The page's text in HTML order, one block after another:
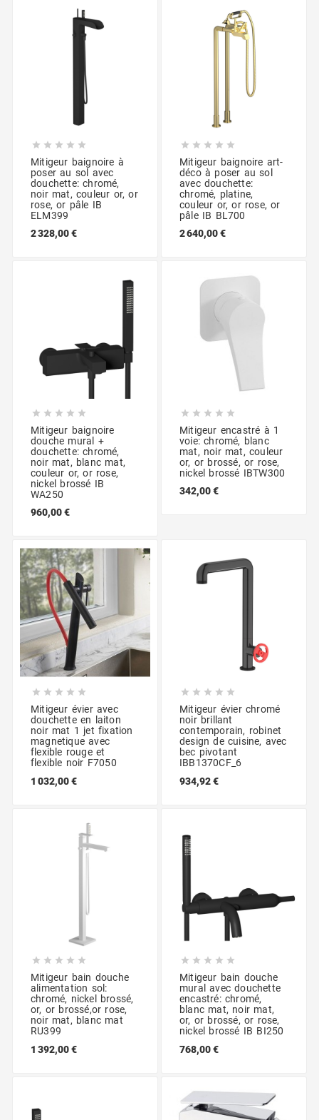
    
Mitigeur baignoire à
poser au sol avec
douchette: chromé,
noir mat, couleur or, or
rose, or pâle IB
ELM399
2 328,00 €
    
Mitigeur baignoire art-
déco à poser au sol
avec douchette:
chromé, platine,
couleur or, or rose, or
pâle IB BL700
2 640,00 €
    
Mitigeur baignoire
douche mural +
douchette: chromé,
noir mat, blanc mat,
couleur or, or rose,
nickel brossé IB
WA250
960,00 €
    
Mitigeur encastré à 1
voie: chromé, blanc
mat, noir mat, couleur
or, or brossé, or rose,
nickel brossé IBTW300
342,00 €
    
Mitigeur évier avec
douchette en laiton
noir mat 1 jet fixation
magnetique avec
flexible rouge et
flexible noir F7050
1 032,00 €
    
Mitigeur évier chromé
noir brillant
contemporain, robinet
design de cuisine, avec
bec pivotant
IBB1370CF_6
934,92 €
    
Mitigeur bain douche
alimentation sol:
chromé, nickel brossé,
or, or brossé,or rose,
noir mat, blanc mat
RU399
1 392,00 €
    
Mitigeur bain douche
mural avec douchette
encastré: chromé,
blanc mat, noir mat,
or, or brossé, or rose,
nickel brossé IB BI250
768,00 €